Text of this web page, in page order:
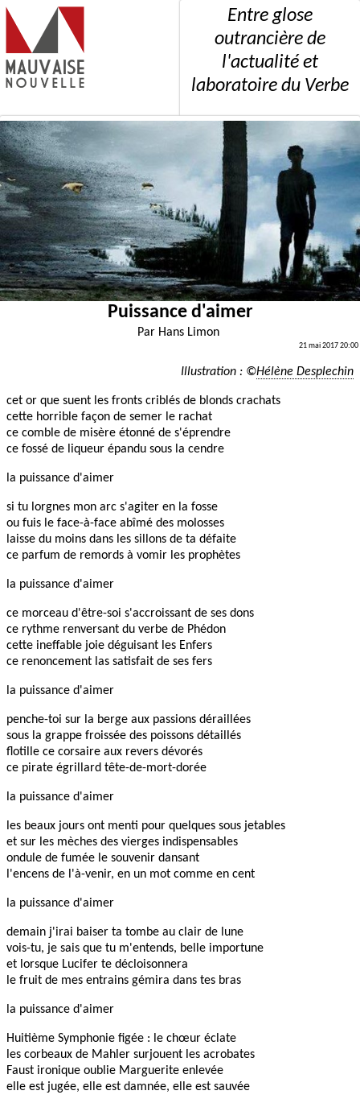
Entre glose
outrancière de
l'actualité et
laboratoire du Verbe
Puissance d'aimer
Par Hans Limon
21 mai 2017 20:00
Illustration : ©Hélène Desplechin
cet or que suent les fronts criblés de blonds crachats
cette horrible façon de semer le rachat
ce comble de misère étonné de s'éprendre
ce fossé de liqueur épandu sous la cendre
la puissance d'aimer
si tu lorgnes mon arc s'agiter en la fosse
ou fuis le face-à-face abîmé des molosses
laisse du moins dans les sillons de ta défaite
ce parfum de remords à vomir les prophètes
la puissance d'aimer
ce morceau d'être-soi s'accroissant de ses dons
ce rythme renversant du verbe de Phédon
cette ineffable joie déguisant les Enfers
ce renoncement las satisfait de ses fers
la puissance d'aimer
penche-toi sur la berge aux passions déraillées
sous la grappe froissée des poissons détaillés
flotille ce corsaire aux revers dévorés
ce pirate égrillard tête-de-mort-dorée
la puissance d'aimer
les beaux jours ont menti pour quelques sous jetables
et sur les mèches des vierges indispensables
ondule de fumée le souvenir dansant
l'encens de l'à-venir, en un mot comme en cent
la puissance d'aimer
demain j'irai baiser ta tombe au clair de lune
vois-tu, je sais que tu m'entends, belle importune
et lorsque Lucifer te décloisonnera
le fruit de mes entrains gémira dans tes bras
la puissance d'aimer
Huitième Symphonie figée : le chœur éclate
les corbeaux de Mahler surjouent les acrobates
Faust ironique oublie Marguerite enlevée
elle est jugée, elle est damnée, elle est sauvée